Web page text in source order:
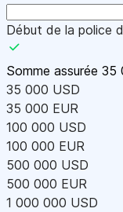
Début de la police
Somme assurée 35
35 000 USD
35 000 EUR
100 000 USD
100 000 EUR
500 000 USD
500 000 EUR
1 000 000 USD